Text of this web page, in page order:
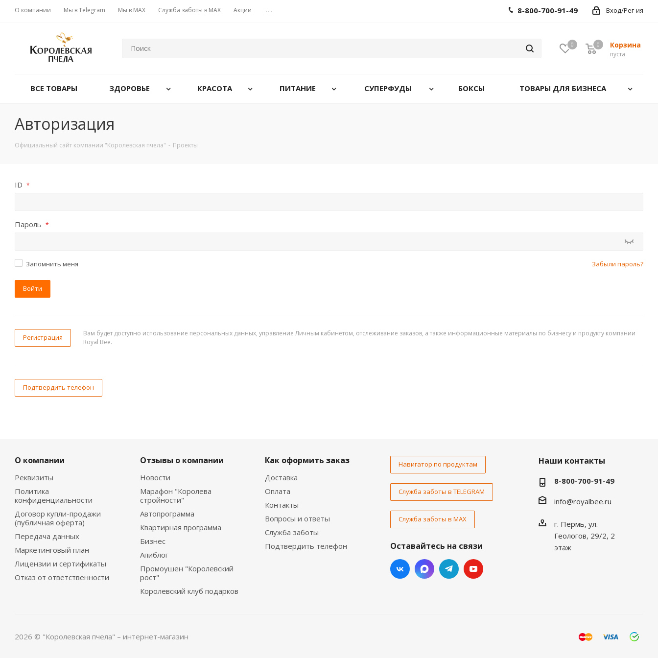
О компании Мы в Telegram Мы в MAX Служба заботы в MAX Акции ... Вход/Рег-ия
8-800-700-91-49
0 Корзина
0
пуста
0
ВСЕ ТОВАРЫ ЗДОРОВЬЕ КРАСОТА ПИТАНИЕ СУПЕРФУДЫ БОКСЫ ТОВАРЫ ДЛЯ БИЗНЕСА
Авторизация
Официальный сайт компании "Королевская пчела" - Проекты
ID *
Пароль *
Забыли пароль?
Запомнить меня
Войти
Регистрация
Вам будет доступно использование персональных данных, управление Личным кабинетом, отслеживание заказов, а также информационные материалы по бизнесу и продукту компании
Royal Bee.
Подтвердить телефон
О компании
Реквизиты
Политика
конфиденциальности
Договор купли-продажи
(публичная оферта)
Передача данных
Маркетинговый план
Лицензии и сертификаты
Отказ от ответственности
Отзывы о компании
Новости
Марафон "Королева
стройности"
Автопрограмма
Квартирная программа
Бизнес
Апиблог
Промоушен "Королевский
рост"
Королевский клуб подарков
Как оформить заказ
Доставка
Оплата
Контакты
Вопросы и ответы
Служба заботы
Подтвердить телефон
Навигатор по продуктам
Служба заботы в TELEGRAM
Служба заботы в MAX
Оставайтесь на связи
Наши контакты
8-800-700-91-49
info@royalbee.ru
г. Пермь, ул.
Геологов, 29/2, 2
этаж
2026 © "Королевская пчела" – интернет-магазин